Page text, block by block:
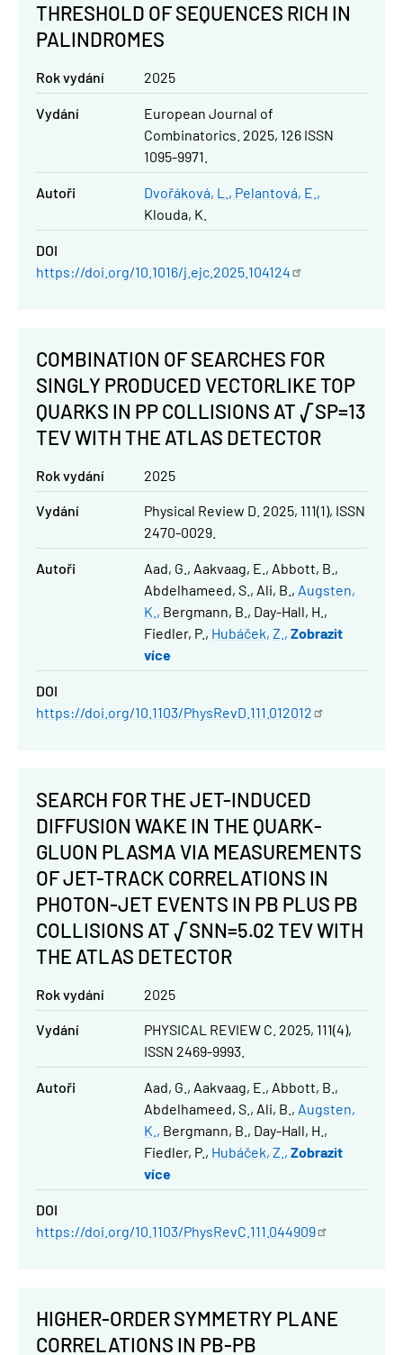
THRESHOLD OF SEQUENCES RICH IN
PALINDROMES
Rok vydání 2025
Vydání
European Journal of
Combinatorics. 2025, 126 ISSN
1095-9971.
Autoři Dvořáková, L.
Pelantová, E.
Klouda, K.
DOI
https://doi.org/10.1016/j.ejc.2025.104124
COMBINATION OF SEARCHES FOR
SINGLY PRODUCED VECTORLIKE TOP
QUARKS IN PP COLLISIONS AT √SP=13
TEV WITH THE ATLAS DETECTOR
Rok vydání 2025
Vydání
Physical Review D. 2025, 111(1), ISSN
2470-0029.
Autoři Aad, G. Aakvaag, E.
Abbott, B.
Abdelhameed, S.
Ali, B.
Augsten,
K.
Bergmann, B.
Day-Hall, H.
Fiedler, P. Hubáček, Z.
Zobrazit
více
DOI
https://doi.org/10.1103/PhysRevD.111.012012
SEARCH FOR THE JET-INDUCED
DIFFUSION WAKE IN THE QUARK-
GLUON PLASMA VIA MEASUREMENTS
OF JET-TRACK CORRELATIONS IN
PHOTON-JET EVENTS IN PB PLUS PB
COLLISIONS AT √SNN=5.02 TEV WITH
THE ATLAS DETECTOR
Rok vydání 2025
Vydání
PHYSICAL REVIEW C. 2025, 111(4),
ISSN 2469-9993.
Autoři Aad, G. Aakvaag, E.
Abbott, B.
Abdelhameed, S.
Ali, B.
Augsten,
K.
Bergmann, B.
Day-Hall, H.
Fiedler, P. Hubáček, Z.
Zobrazit
více
DOI
https://doi.org/10.1103/PhysRevC.111.044909
HIGHER-ORDER SYMMETRY PLANE
CORRELATIONS IN PB-PB